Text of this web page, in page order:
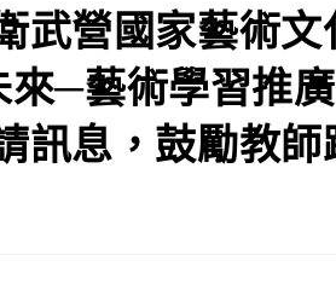
武營國家藝術文
─藝術學習推
訊息，鼓勵教師